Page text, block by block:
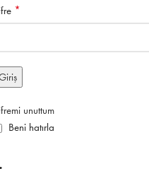
*
unuttum
Beni hatırla